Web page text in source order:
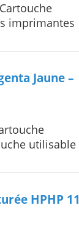
imprimantes
Jaune –
utilisable
HPHP 11